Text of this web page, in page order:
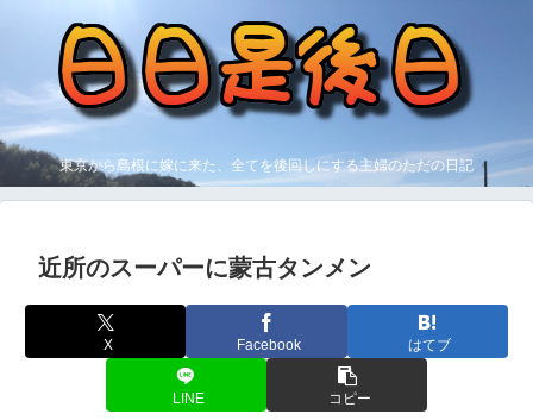
東京から島根に嫁に来た、全てを後回しにする主婦のただの日記
近所のスーパーに蒙古タンメン
X Facebook はてブ
LINE コピー